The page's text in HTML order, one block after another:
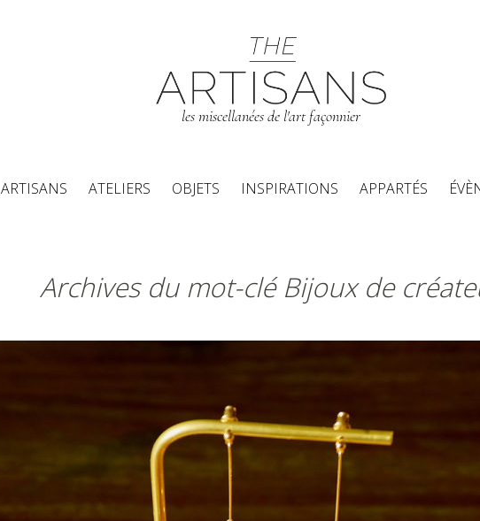
les miscellanées de l'art façonnier
Aller au contenu principal
ARTISANS ATELIERS OBJETS INSPIRATIONS APPARTÉS
Archives du mot-clé Bijoux de